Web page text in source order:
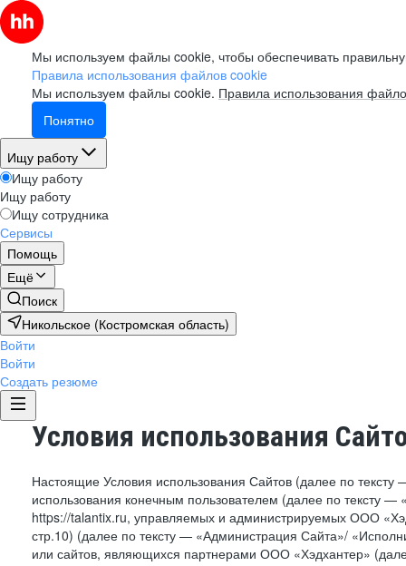
Мы используем файлы cookie, чтобы обеспечивать
Правила использования файлов cookie
Мы используем файлы cookie. Правила использования
Понятно
Ищу работу
Ищу работу
Ищу работу
Ищу сотрудника
Сервисы
Помощь
Ещё
Поиск
Никольское (Костромская область)
Войти
Войти
Создать резюме
Условия использования
Настоящие Условия использования Сайтов (далее по
использования конечным пользователем (далее по тексту
https://talantix.ru, управляемых и администрируемых ООО
стр.10) (далее по тексту — «Администрация Сайта»/
или сайтов, являющихся партнерами ООО «Хэдхантер»